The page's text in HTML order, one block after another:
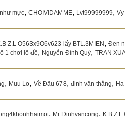
mực, CHOIVIDAMME, Lvt99999999, Vy
Z.L O563x9O6v623 lấy BTL.3MIEN , Đen
1 chơi lô đề, Nguyễn Đình Quý, TRAN
, Muu Lo, Về Đâu 678, đinh văn thắng,
, Mr Dinhvancong, K.B